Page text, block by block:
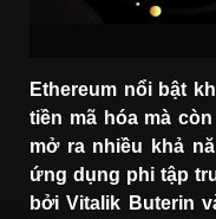
Ethereum nổi bật
tiền mã hóa mà
mở ra nhiều khả
ứng dụng phi tập
bởi Vitalik Buterin